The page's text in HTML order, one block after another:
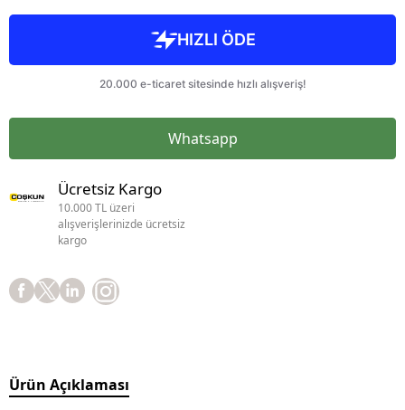
Whatsapp
Ücretsiz Kargo
10.000 TL üzeri
alışverişlerinizde ücretsiz
kargo
Ürün Açıklaması